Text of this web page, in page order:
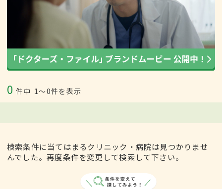
0 件中 1〜0件を表示
検索条件に当てはまるクリニック・病院は見つかりませ
んでした。再度条件を変更して検索して下さい。